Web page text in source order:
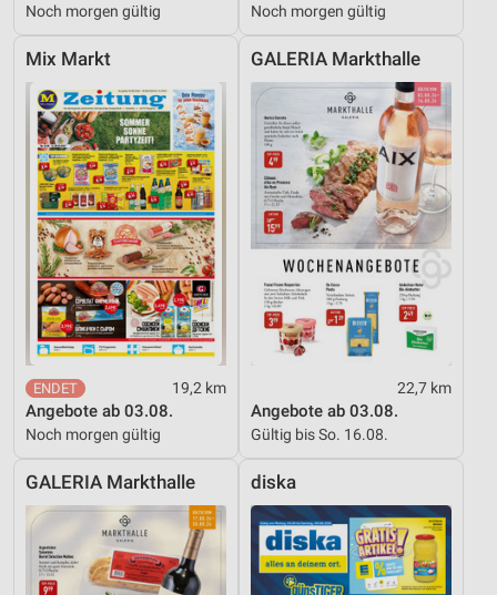
Noch morgen gültig Noch morgen gültig
Mix Markt
19,2 km
Angebote ab 03.08.
Noch morgen gültig
GALERIA Markthalle
22,7 km
Angebote ab 03.08.
Gültig bis So. 16.08.
GALERIA Markthalle diska